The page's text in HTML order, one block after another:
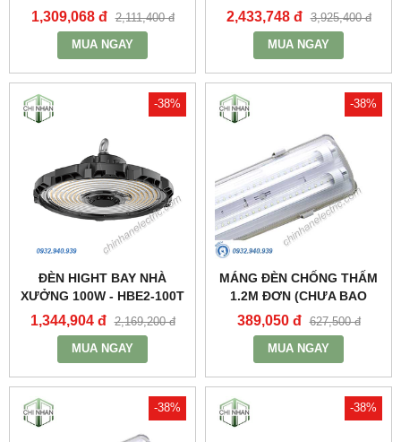
100 - MPE
1,309,068 đ 2,111,400 đ
MUA NGAY
- MPE
2,433,748 đ 3,925,400 đ
MUA NGAY
-38%
ĐÈN HIGHT BAY NHÀ
XƯỞNG 100W - HBE2-100T
- MPE
1,344,904 đ 2,169,200 đ
MUA NGAY
-38%
MÁNG ĐÈN CHỐNG THẤM
1.2M ĐƠN (CHƯA BAO
GỒM BÓNG VÀ TĂNG PHÔ)
- MWP-236 - MPE
389,050 đ 627,500 đ
MUA NGAY
-38% -38%